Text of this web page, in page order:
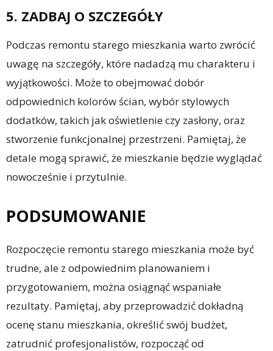
5. ZADBAJ O SZCZEGÓŁY
Podczas remontu starego mieszkania warto zwrócić
uwagę na szczegóły, które nadadzą mu charakteru i
wyjątkowości. Może to obejmować dobór
odpowiednich kolorów ścian, wybór stylowych
dodatków, takich jak oświetlenie czy zasłony, oraz
stworzenie funkcjonalnej przestrzeni. Pamiętaj, że
detale mogą sprawić, że mieszkanie będzie wyglądać
nowocześnie i przytulnie.
PODSUMOWANIE
Rozpoczęcie remontu starego mieszkania może być
trudne, ale z odpowiednim planowaniem i
przygotowaniem, można osiągnąć wspaniałe
rezultaty. Pamiętaj, aby przeprowadzić dokładną
ocenę stanu mieszkania, określić swój budżet,
zatrudnić profesjonalistów, rozpocząć od